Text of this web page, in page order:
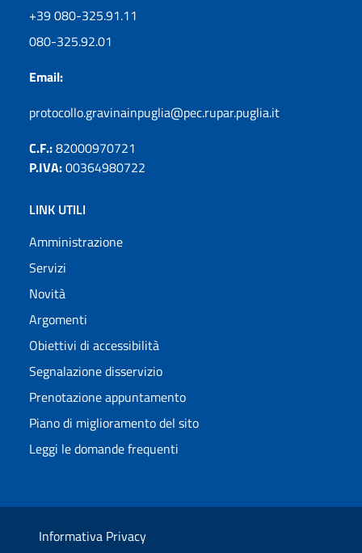
+39 080-325.91.11
080-325.92.01
Email:
protocollo.gravinainpuglia@pec.rupar.puglia.it
C.F.:82000970721
P.IVA:00364980722
LINK UTILI
Amministrazione
Servizi
Novità
Argomenti
Obiettivi di accessibilità
Segnalazione disservizio
Prenotazione appuntamento
Piano di miglioramento del sito
Leggi le domande frequenti
Informativa Privacy